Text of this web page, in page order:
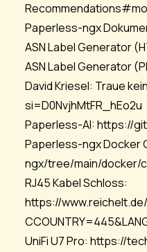
Paperless-ngx
ASN Label Generator
ASN Label Generator
David Kriesel: Traue
si=D0NvjhMtFR_hEo2u
Paperless-AI: https://
Paperless-ngx Docker
ngx/tree/main/docker/
RJ45 Kabel Schloss:
https://
UniFi U7 Pro: https://